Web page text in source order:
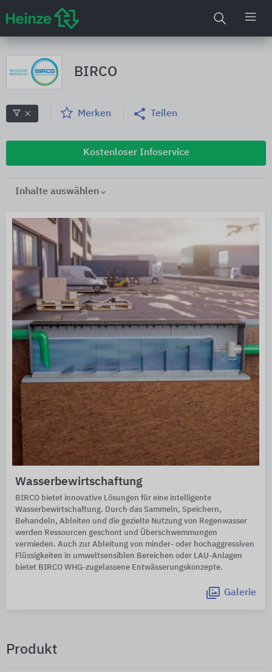
BIRCO
Merken Teilen
Kostenloser Infoservice
Inhalte auswählen
Wasserbewirtschaftung
BIRCO bietet innovative Lösungen für eine intelligente
Wasserbewirtschaftung. Durch das Sammeln, Speichern,
Behandeln, Ableiten und die gezielte Nutzung von Regenwasser
werden Ressourcen geschont und Überschwemmungen
vermieden. Auch zur Ableitung von minder- oder hochaggressiven
Flüssigkeiten in umweltsensiblen Bereichen oder LAU-Anlagen
bietet BIRCO WHG-zugelassene Entwässerungskonzepte.
Galerie
Produkt